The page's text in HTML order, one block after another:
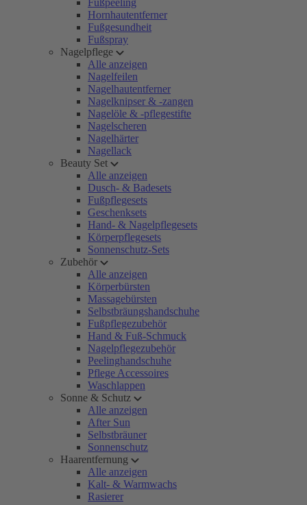
Fußpeeling
Hornhautentferner
Fußgesundheit
Fußspray
Nagelpflege
Alle anzeigen
Nagelfeilen
Nagelhautentferner
Nagelknipser & -zangen
Nagelöle & -pflegestifte
Nagelscheren
Nagelhärter
Nagellack
Beauty Set
Alle anzeigen
Dusch- & Badesets
Fußpflegesets
Geschenksets
Hand- & Nagelpflegesets
Körperpflegesets
Sonnenschutz-Sets
Zubehör
Alle anzeigen
Körperbürsten
Massagebürsten
Selbstbräungshandschuhe
Fußpflegezubehör
Hand & Fuß-Schmuck
Nagelpflegezubehör
Peelinghandschuhe
Pflege Accessoires
Waschlappen
Sonne & Schutz
Alle anzeigen
After Sun
Selbstbräuner
Sonnenschutz
Haarentfernung
Alle anzeigen
Kalt- & Warmwachs
Rasierer